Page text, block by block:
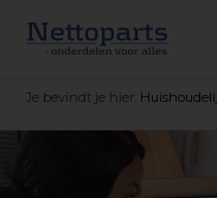
Je bevindt je hier: